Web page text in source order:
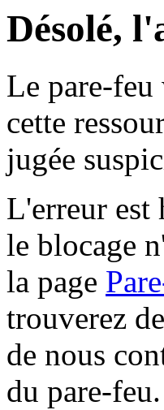
Désolé,
Le pare-feu
cette
jugée
L'erreur est
le blocage
la page
trouverez
de nous
du pare-feu.